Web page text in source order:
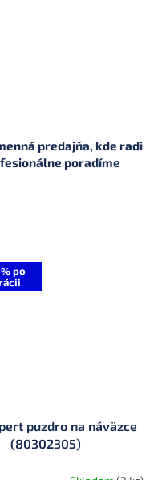
predajňa, kde radi
poradíme
po
puzdro na náväzce
(80302305)